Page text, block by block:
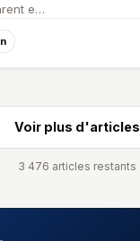
e…
Voir plus d'articles
3 476 articles restants